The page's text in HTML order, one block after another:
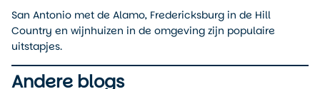
San Antonio met de Alamo, Fredericksburg in de Hill
Country en wijnhuizen in de omgeving zijn populaire
uitstapjes.
Andere blogs